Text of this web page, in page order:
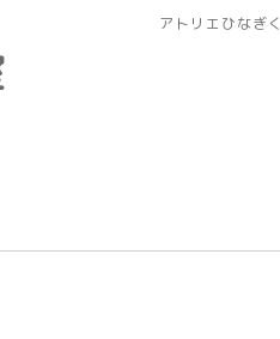
アトリエひなぎく